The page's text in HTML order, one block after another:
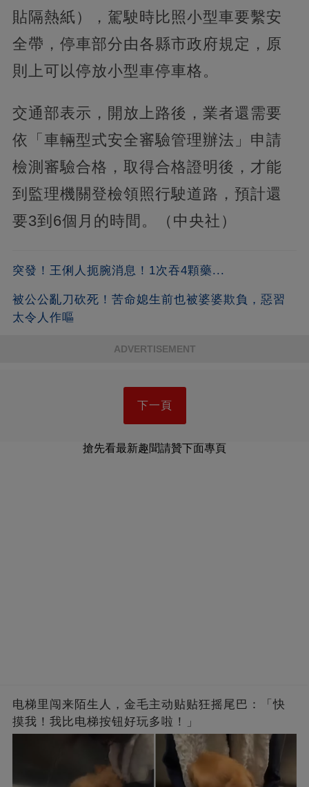
貼隔熱紙），駕駛時比照小型車要繫安
全帶，停車部分由各縣市政府規定，原
則上可以停放小型車停車格。
交通部表示，開放上路後，業者還需要
依「車輛型式安全審驗管理辦法」申請
檢測審驗合格，取得合格證明後，才能
到監理機關登檢領照行駛道路，預計還
要3到6個月的時間。（中央社）
突發！王俐人扼腕消息！1次吞4顆藥...
被公公亂刀砍死！苦命媳生前也被婆婆欺負，惡習
太令人作嘔
ADVERTISEMENT
下一頁
搶先看最新趣聞請贊下面專頁
电梯里闯来陌生人，金毛主动贴贴狂摇尾巴：「快
摸我！我比电梯按钮好玩多啦！」